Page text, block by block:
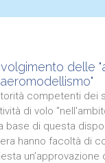
delle
competenti dei
di volo
base di questa
hanno facoltà di